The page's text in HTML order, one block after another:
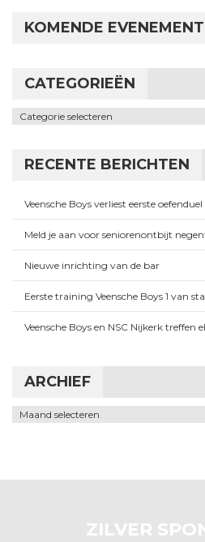
KOMENDE
CATEGORIEËN
Categorieën
RECENTE BERICHTEN
Veensche Boys verliest eerste
Meld je aan voor seniorenontbijt
Nieuwe inrichting van de bar
Eerste training Veensche Boys 1 van
Veensche Boys en NSC Nijkerk treffen
ARCHIEF
Archief
ZILVER